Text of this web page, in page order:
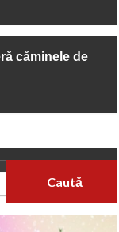
căminele de